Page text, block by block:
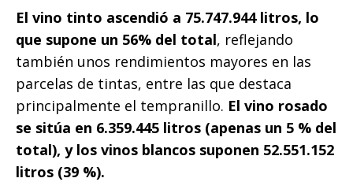
El vino tinto ascendió a 75.747.944 litros, lo
que supone un 56% del total, reflejando
también unos rendimientos mayores en las
parcelas de tintas, entre las que destaca
principalmente el tempranillo. El vino rosado
se sitúa en 6.359.445 litros (apenas un 5 % del
total), y los vinos blancos suponen 52.551.152
litros (39 %).